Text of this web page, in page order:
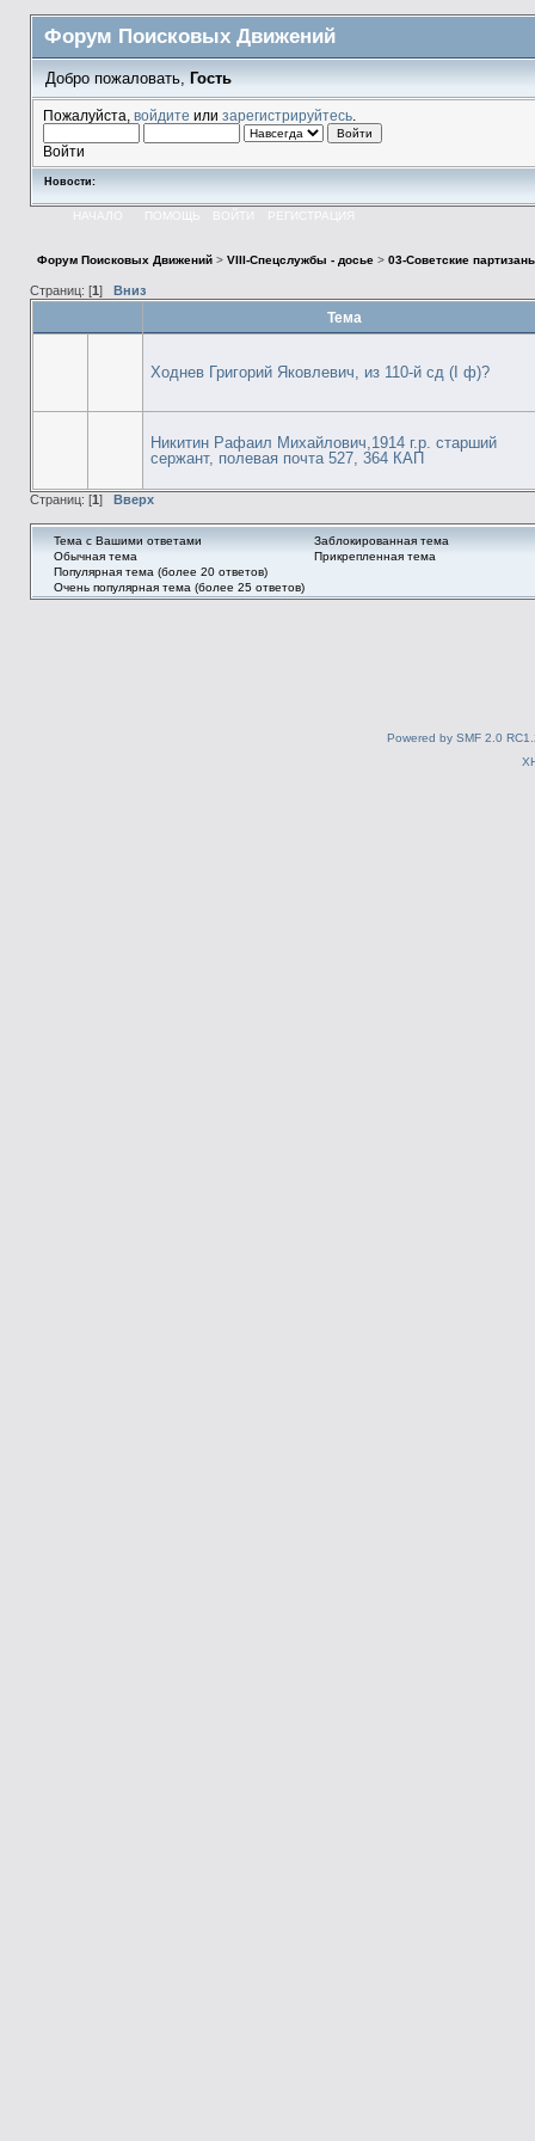
Форум Поисковых Движений
Добро пожаловать, Гость
Пожалуйста, войдите или зарегистрируйтесь.
Войти
Новости:
НАЧАЛО ПОМОЩЬ ВОЙТИ РЕГИСТРАЦИЯ
Форум Поисковых Движений> VIII-Спецслужбы - досье> 03-Советские
Страниц: [1 ] Вниз
Тема
Ходнев Григорий Яковлевич, из 110-й сд (I ф)?
Никитин Рафаил Михайлович,1914 г.р. старший
сержант, полевая почта 527, 364 КАП
Страниц: [1 ] Вверх
Тема с Вашими ответами
Обычная тема
Популярная тема (более 20 ответов)
Очень популярная тема (более 25 ответов)
Заблокированная тема
Прикрепленная тема
Powered by SMF 2.0